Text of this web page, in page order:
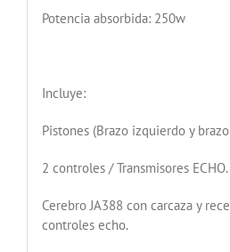
Potencia absorbida: 250w
Incluye:
Pistones (Brazo izquierdo y
2 controles / Transmisores ECHO.
Cerebro JA388 con carcaza y
controles echo.